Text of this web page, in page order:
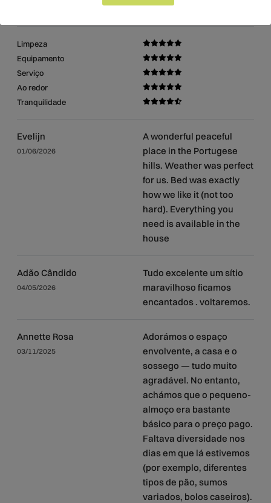
Limpeza
Equipamento
Serviço
Ao redor
Tranquilidade
Evelijn
01/06/2026
A wonderful peaceful
place in the Portugese
hills. Weather was perfect
for us. Bed was exactly
how we like it (not too
hard). Everything you
need is available in the
house
Adão Cândido
04/05/2026
Tudo excelente um sítio
maravilhoso ficamos
encantados . voltaremos.
Annette Rosa
03/11/2025
Adorámos o espaço
envolvente, a casa e o
sossego — tudo muito
agradável. No entanto,
achámos que o pequeno-
almoço era bastante
básico para o preço pago.
Faltava diversidade nos
dias em que lá estivemos
(por exemplo, diferentes
tipos de pão, sumos
variados, bolos caseiros).